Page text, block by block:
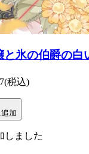
と氷の伯爵の白
(税込)
加
しました